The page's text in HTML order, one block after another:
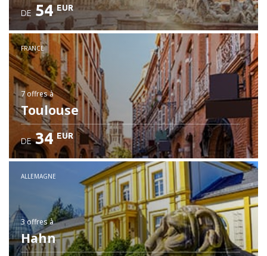
DE 54 EUR
FRANCE
7 offresà
Toulouse
DE 34 EUR
ALLEMAGNE
3 offresà
Hahn